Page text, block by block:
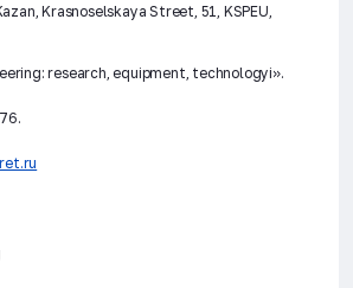
Krasnoselskaya Street, 51, KSPEU,
research, equipment, technologyi».